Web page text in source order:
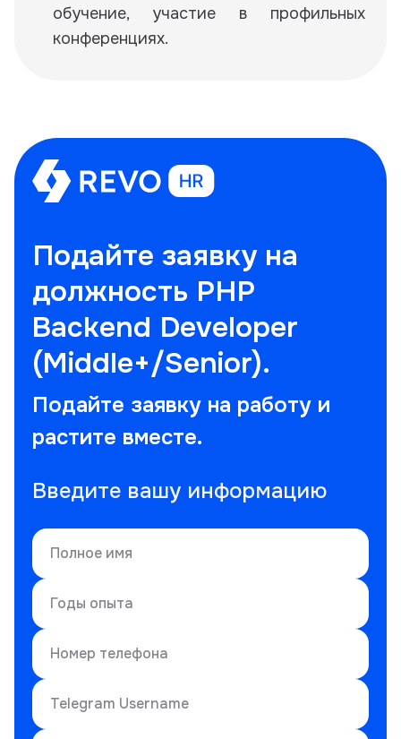
обучение, участие в профильных
конференциях.
Подайте заявку на
должность PHP
Backend Developer
(Middle+/Senior).
Подайте заявку на работу и
растите вместе.
Введите вашу информацию